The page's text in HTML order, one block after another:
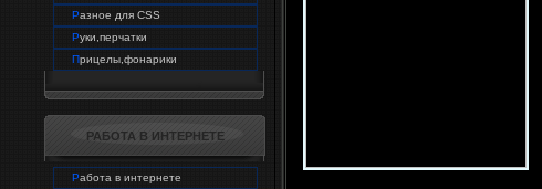
Разное для CSS
Руки,перчатки
Прицелы,фонарики
РАБОТА В ИНТЕРНЕТЕ
Работа в интернете